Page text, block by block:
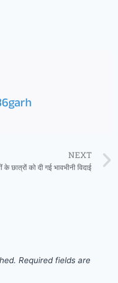
NEXT
के छात्रों को दी गई भावभीनी विदाई
Required fields are